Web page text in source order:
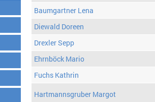
Baumgartner Lena
Diewald Doreen
Drexler Sepp
Ehrnböck Mario
Fuchs Kathrin
Hartmannsgruber Margot